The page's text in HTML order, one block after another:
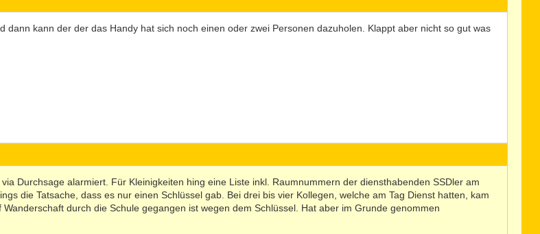
dann kann der der das Handy hat sich noch einen oder zwei Personen dazuholen. Klappt aber nicht so gut was
Durchsage alarmiert. Für Kleinigkeiten hing eine Liste inkl. Raumnummern der diensthabenden SSDler am
die Tatsache, dass es nur einen Schlüssel gab. Bei drei bis vier Kollegen, welche am Tag Dienst hatten, kam
durch die Schule gegangen ist wegen dem Schlüssel. Hat aber im Grunde genommen